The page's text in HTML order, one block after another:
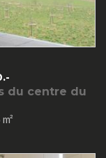
du centre du